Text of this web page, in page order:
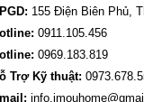
155 Điện Biên Phủ,
0911.105.456
0969.183.819
Trợ Kỹ thuật: